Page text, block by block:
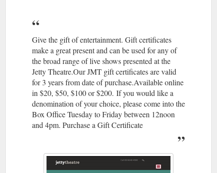
Give the gift of entertainment. Gift certificates
make a great present and can be used for any of
the broad range of live shows presented at the
Jetty Theatre.Our JMT gift certificates are valid
for 3 years from date of purchase.Available online
in $20, $50, $100 or $200. If you would like a
denomination of your choice, please come into the
Box Office Tuesday to Friday between 12noon
and 4pm. Purchase a Gift Certificate